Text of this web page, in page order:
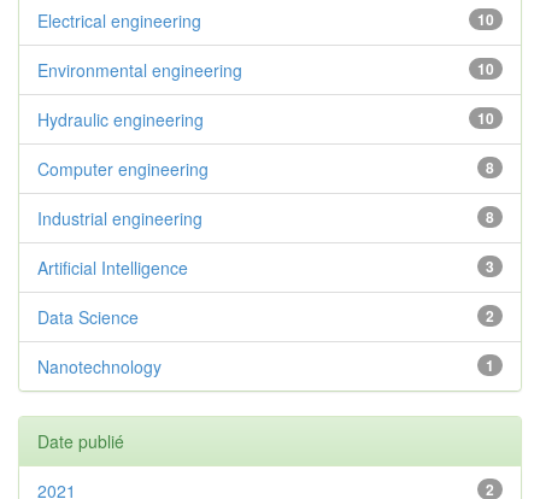
10
Electrical engineering
10
Environmental engineering
10
Hydraulic engineering
8
Computer engineering
8
Industrial engineering
3
Artificial Intelligence
2
Data Science
1
Nanotechnology
Date publié
2
2021